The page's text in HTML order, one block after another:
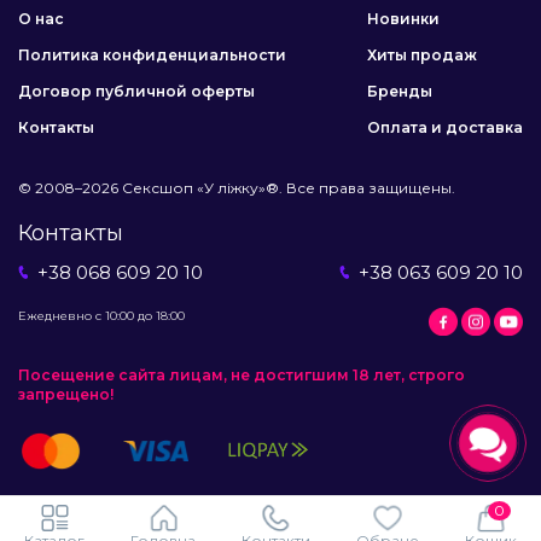
О нас
Политика конфиденциальности
Договор публичной оферты
Контакты
Новинки
Хиты продаж
Бренды
Оплата и доставка
© 2008–2026 Сексшоп «У ліжку»®. Все права защищены.
Контакты
+38 068 609 20 10 +38 063 609 20 10
Ежедневно с 10:00 до 18:00
Посещение сайта лицам, не достигшим 18 лет, строго
запрещено!
0